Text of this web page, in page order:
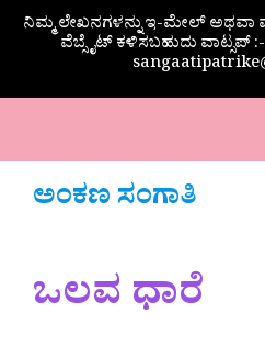
ನಿಮ್ಮ ಲೇಖನಗಳನ್ನು ಇ-ಮೇಲ್ ಅಥವಾ
ವೆಬ್ಸೈಟ್ ಕಳಿಸಬಹುದು ವಾಟ್ಸಪ್‌
ಅಂಕಣ ಸಂಗಾತಿ
ಒಲವ ಧಾರೆ